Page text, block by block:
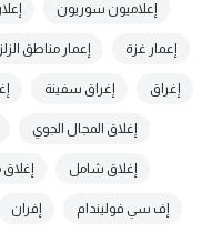
إعلاميون سوريون
إعمار غزة إعمار مناطق
إغراق إغراق سفينة
إغلاق المجال الجوي
إغلاق شامل
إف سي فوليندام إفران